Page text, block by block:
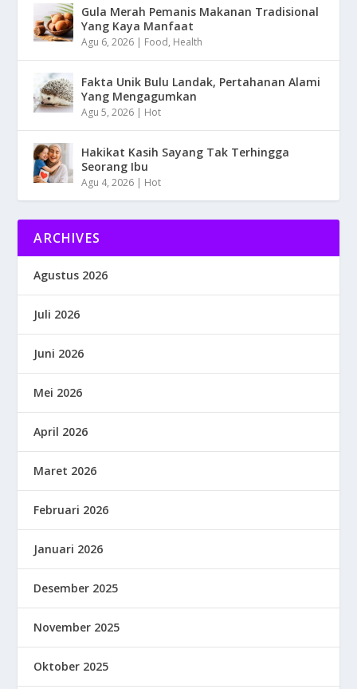
Gula Merah Pemanis Makanan Tradisional
Yang Kaya Manfaat
Agu 6, 2026 | Food, Health
Fakta Unik Bulu Landak, Pertahanan Alami
Yang Mengagumkan
Agu 5, 2026 | Hot
Hakikat Kasih Sayang Tak Terhingga
Seorang Ibu
Agu 4, 2026 | Hot
ARCHIVES
Agustus 2026
Juli 2026
Juni 2026
Mei 2026
April 2026
Maret 2026
Februari 2026
Januari 2026
Desember 2025
November 2025
Oktober 2025